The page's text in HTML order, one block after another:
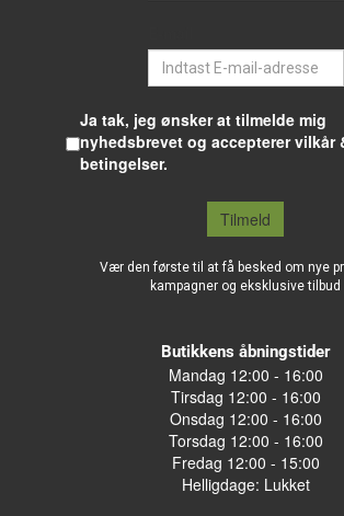
Ja tak, jeg ønsker at tilmelde mig
nyhedsbrevet og accepterer vilkår
betingelser.
Tilmeld
Vær den første til at få besked om nye
kampagner og eksklusive tilbud
Butikkens åbningstider
Mandag 12:00 - 16:00
Tirsdag 12:00 - 16:00
Onsdag 12:00 - 16:00
Torsdag 12:00 - 16:00
Fredag 12:00 - 15:00
Helligdage: Lukket